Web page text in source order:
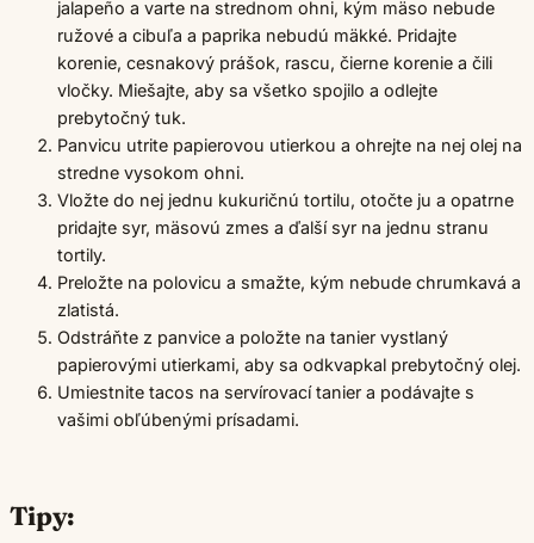
jalapeño a varte na strednom ohni, kým mäso nebude
ružové a cibuľa a paprika nebudú mäkké. Pridajte
korenie, cesnakový prášok, rascu, čierne korenie a čili
vločky. Miešajte, aby sa všetko spojilo a odlejte
prebytočný tuk.
Panvicu utrite papierovou utierkou a ohrejte na nej olej na
stredne vysokom ohni.
Vložte do nej jednu kukuričnú tortilu, otočte ju a opatrne
pridajte syr, mäsovú zmes a ďalší syr na jednu stranu
tortily.
Preložte na polovicu a smažte, kým nebude chrumkavá a
zlatistá.
Odstráňte z panvice a položte na tanier vystlaný
papierovými utierkami, aby sa odkvapkal prebytočný olej.
Umiestnite tacos na servírovací tanier a podávajte s
vašimi obľúbenými prísadami.
Tipy: